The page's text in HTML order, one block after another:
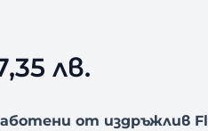
лв.
от издръжлив